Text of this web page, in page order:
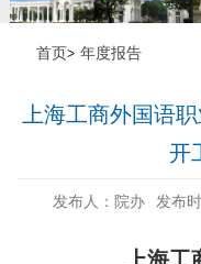
首页 年度报告
上海工商外国语
开
发布人：院办 发布